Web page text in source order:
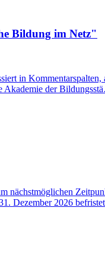
Bildung im Netz"
in
Akademie der
Dezember 2026